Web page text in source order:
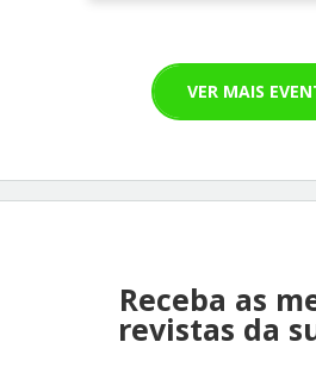
VER MAIS
Receba as
revistas da